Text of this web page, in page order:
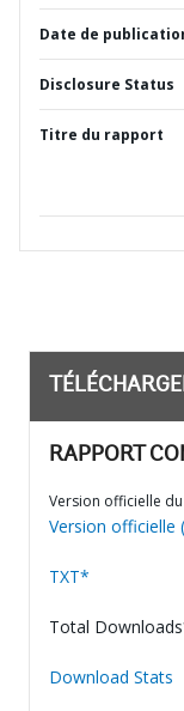
Date de
Disclosure Status
Titre du rapport
RAPPORT
Version officielle
Version officielle
TXT*
Total
Download Stats